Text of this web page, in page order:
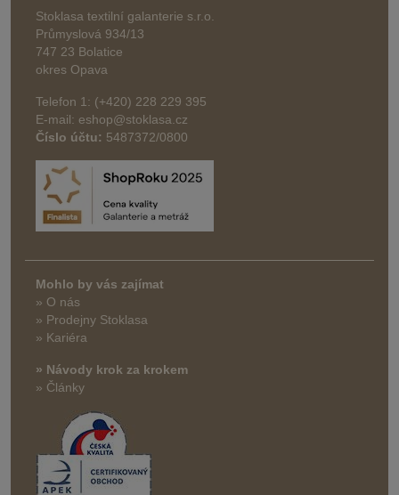
Stoklasa textilní galanterie s.r.o.
Průmyslová 934/13
747 23 Bolatice
okres Opava
Telefon 1: (+420) 228 229 395
E-mail: eshop@stoklasa.cz
Číslo účtu: 5487372/0800
Mohlo by vás zajímat
» O nás
» Prodejny Stoklasa
» Kariéra
» Návody krok za krokem
» Články